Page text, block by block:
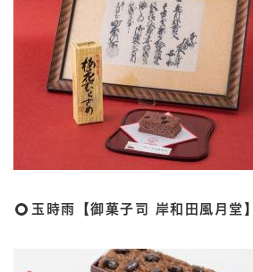
玉時雨【御菓子司 岸和田風月堂】